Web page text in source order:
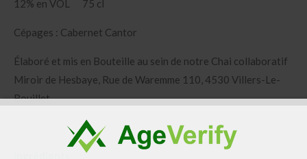
12% en VOL 75 cl
Cépages : Cabernet Cantor
Élaboré et mis en Bouteille au sein de notre Chai collaboratif
Miroir de Hesbaye, Rue de Waremme 110, 4530 Villers-Le-
Bouillet